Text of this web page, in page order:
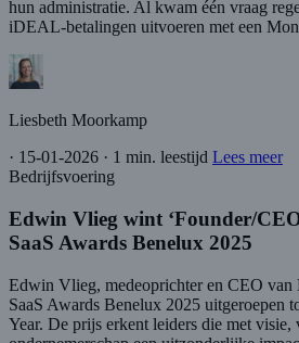
hun administratie. Al kwam één vraag
iDEAL-betalingen uitvoeren met een
Liesbeth Moorkamp
· 15-01-2026 · 1 min. leestijd Lees meer
Bedrijfsvoering
Edwin Vlieg wint ‘Founder/
SaaS Awards Benelux 2025
Edwin Vlieg, medeoprichter en CEO van
SaaS Awards Benelux 2025 uitgeroepen
Year. De prijs erkent leiders die met visie,